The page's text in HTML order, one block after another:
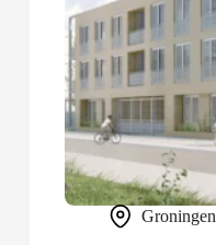
Groningen